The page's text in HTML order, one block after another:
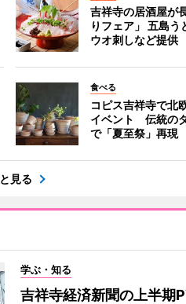
吉祥寺の居酒屋が
りフェア」 五島う
ウオ刺しなど提供
食べる
コピス吉祥寺で北
イベント 伝統の
で「夏至祭」再現
見る
学ぶ・知る
吉祥寺経済新聞の上半期